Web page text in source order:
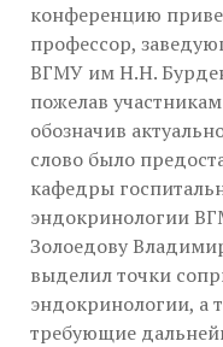
конференцию
профессор,
ВГМУ им Н.Н.
пожелав
обозначив
слово было
кафедры
эндокринологии
Золоедову
выделил точки
эндокринологии, а
требующие